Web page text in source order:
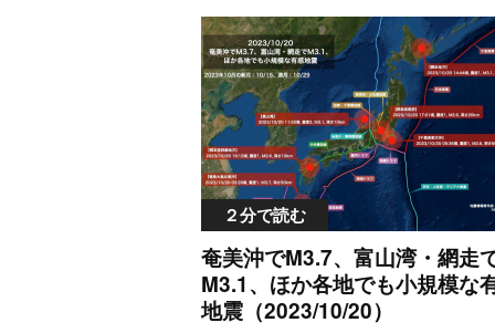
２分で読む
奄美沖でM3.7、富山湾・網走
M3.1、ほか各地でも小規模な
地震（2023/10/20）